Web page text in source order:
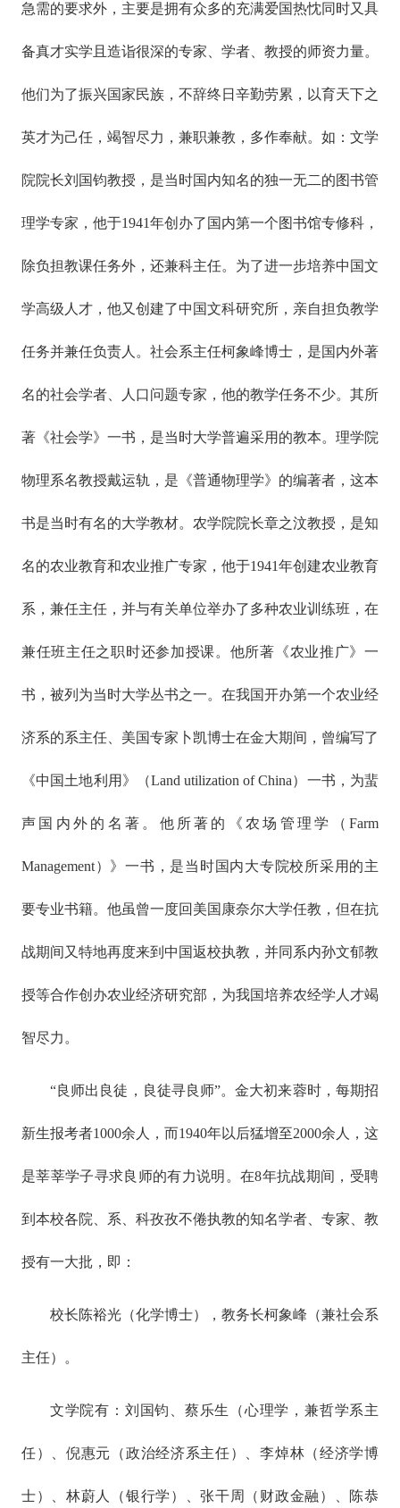
急需的要求外，主要是拥有众多的充满爱国热忱同时又具
备真才实学且造诣很深的专家、学者、教授的师资力量。
他们为了振兴国家民族，不辞终日辛勤劳累，以育天下之
英才为己任，竭智尽力，兼职兼教，多作奉献。如：文学
院院长刘国钧教授，是当时国内知名的独一无二的图书管
理学专家，他于1941年创办了国内第一个图书馆专修科，
除负担教课任务外，还兼科主任。为了进一步培养中国文
学高级人才，他又创建了中国文科研究所，亲自担负教学
任务并兼任负责人。社会系主任柯象峰博士，是国内外著
名的社会学者、人口问题专家，他的教学任务不少。其所
著《社会学》一书，是当时大学普遍采用的教本。理学院
物理系名教授戴运轨，是《普通物理学》的编著者，这本
书是当时有名的大学教材。农学院院长章之汶教授，是知
名的农业教育和农业推广专家，他于1941年创建农业教育
系，兼任主任，并与有关单位举办了多种农业训练班，在
兼任班主任之职时还参加授课。他所著《农业推广》一
书，被列为当时大学丛书之一。在我国开办第一个农业经
济系的系主任、美国专家卜凯博士在金大期间，曾编写了
《中国土地利用》（Land utilization of China）一书，为蜚
声国内外的名著。他所著的《农场管理学（Farm
Management）》一书，是当时国内大专院校所采用的主
要专业书籍。他虽曾一度回美国康奈尔大学任教，但在抗
战期间又特地再度来到中国返校执教，并同系内孙文郁教
授等合作创办农业经济研究部，为我国培养农经学人才竭
智尽力。
“良师出良徒，良徒寻良师”。金大初来蓉时，每期招
新生报考者1000余人，而1940年以后猛增至2000余人，这
是莘莘学子寻求良师的有力说明。在8年抗战期间，受聘
到本校各院、系、科孜孜不倦执教的知名学者、专家、教
授有一大批，即：
校长陈裕光（化学博士），教务长柯象峰（兼社会系
主任）。
文学院有：刘国钧、蔡乐生（心理学，兼哲学系主
任）、倪惠元（政治经济系主任）、李焯林（经济学博
士）、林蔚人（银行学）、张干周（财政金融）、陈恭